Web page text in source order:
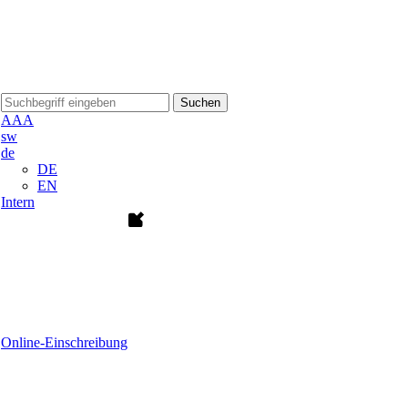
Suchen
AAA
sw
de
DE
EN
Intern
Online-Einschreibung